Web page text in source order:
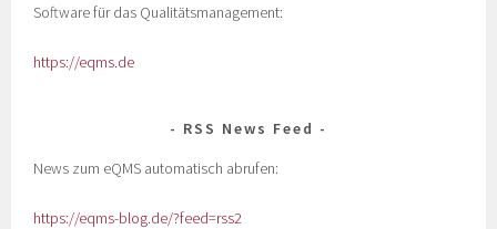
Software für das Qualitätsmanagement:
https://eqms.de
RSS News Feed
News zum eQMS automatisch abrufen:
https://eqms-blog.de/?feed=rss2